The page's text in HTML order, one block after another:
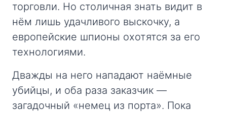
торговли. Но столичная знать видит в
нём лишь удачливого выскочку, а
европейские шпионы охотятся за его
технологиями.
Дважды на него нападают наёмные
убийцы, и оба раза заказчик —
загадочный «немец из порта». Пока